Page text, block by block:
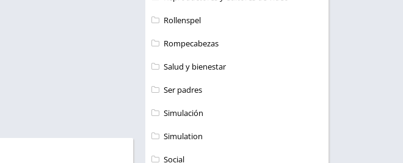
Rollenspel
Rompecabezas
Salud y bienestar
Ser padres
Simulación
Simulation
Social